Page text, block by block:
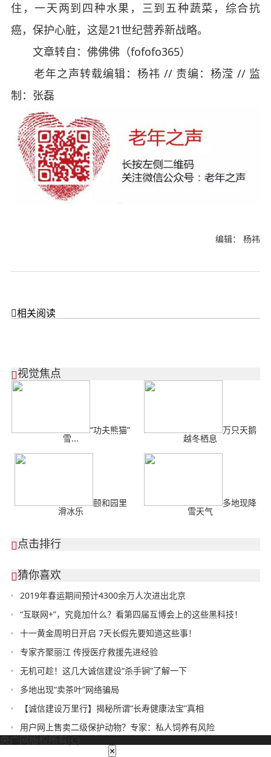
住，一天两到四种水果，三到五种蔬菜，综合抗
癌，保护心脏，这是21世纪营养新战略。
文章转自：佛佛佛（fofofo365）
老年之声转载编辑：杨祎 // 责编：杨滢 // 监
制：张磊
编辑： 杨祎
相关阅读
视觉焦点
“功夫熊猫”
雪...
万只天鹅
越冬栖息
颐和园里
滑冰乐
多地现降
雪天气
点击排行
猜你喜欢
2019年春运期间预计4300余万人次进出北京
“互联网+”，究竟加什么？看第四届互博会上的这些黑科技！
十一黄金周明日开启 7天长假先要知道这些事！
专家齐聚丽江 传授医疗救援先进经验
无机可趁！这几大诚信建设“杀手锏”了解一下
多地出现“卖茶叶”网络骗局
【诚信建设万里行】揭秘所谓“长寿健康法宝”真相
用户网上售卖二级保护动物？专家：私人饲养有风险
×